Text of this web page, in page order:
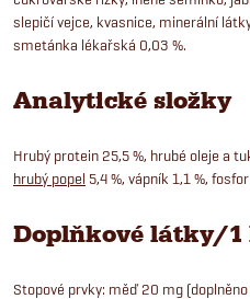
slepičí vejce, kvasnice, minerální
smetánka lékařská 0,03 %.
Analytické složky
Hrubý protein 25,5 %, hrubé oleje a
hrubý popel 5,4 %, vápník 1,1 %,
Doplňkové látky/1
Stopové prvky: měď 20 mg